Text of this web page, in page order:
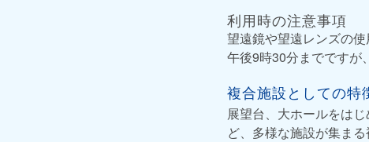
利用時の注意事項
望遠鏡や望遠レンズの
午後9時30分までですが
複合施設としての特
展望台、大ホールをは
ど、多様な施設が集まる